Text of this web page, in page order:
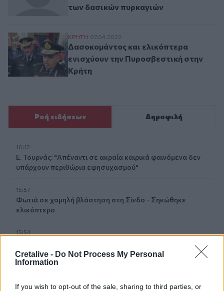
Cretalive - Do Not Process My Personal
Information
If you wish to opt-out of the sale, sharing to third parties, or
των δασικών πυρκαγιών
Δασοκομάντος και ελικόπτερα
ΚΡΗΤΗ 07.04.2022
Δασοκομάντος και ελικόπτερα
ενισχύουν την Πυροσβεστική στην
Κρήτη
Ροή ειδήσεων Δημοφιλή
16:12
Ε. Τουρνάς: "Απέναντι σε ακραία καιρικά φαινόμενα δεν
υπάρχουν περιθώρια εφησυχασμού"
15:57
Φωτιά σε χαμηλή βλάστηση στη Σίνδο - Σηκώθηκε
ελικόπτερο
15:54
τομογράφοι
Ταϊλάνδη: Στους 9 οι νεκροί μετά τον θάνατο ενός